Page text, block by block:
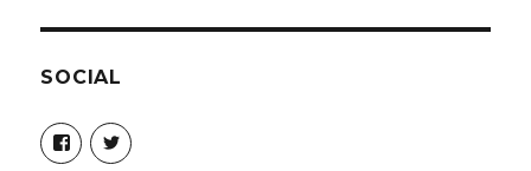
SOCIAL
Profil
von
Profil
von